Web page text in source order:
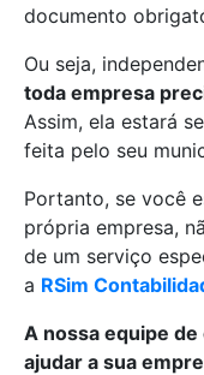
documento
Ou seja,
toda empresa
Assim, ela estará
feita pelo seu
Portanto, se você
própria empresa,
de um serviço
a RSim
A nossa equipe
ajudar a sua